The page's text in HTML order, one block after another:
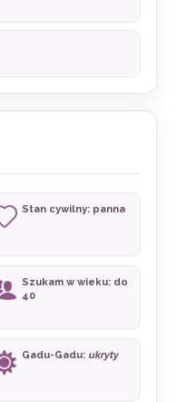
Stan cywilny: panna
Szukam w wieku: do
40
Gadu-Gadu: ukryty